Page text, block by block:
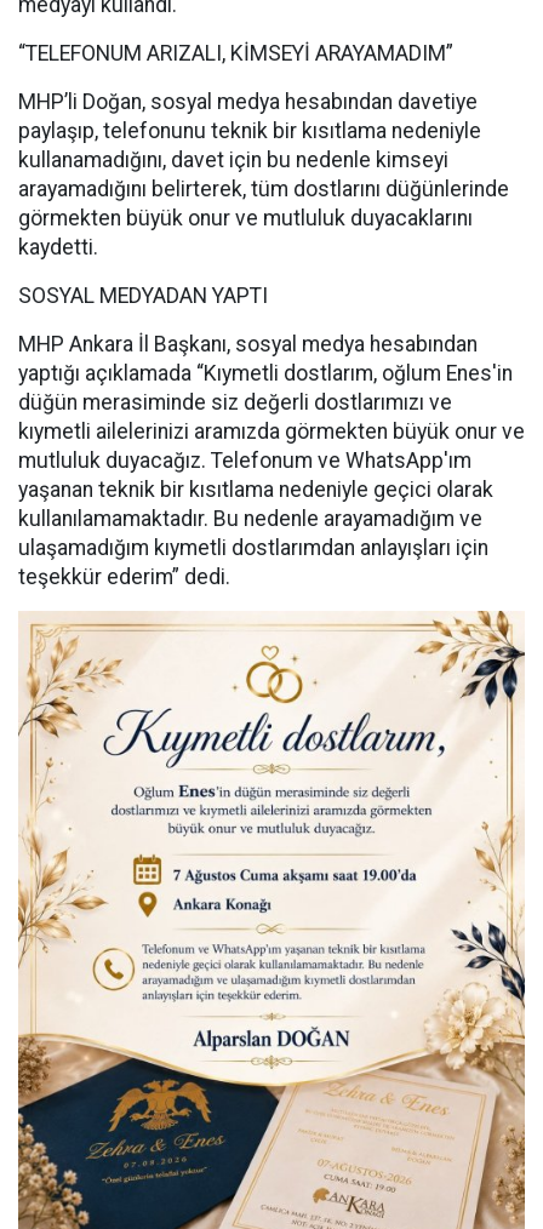
medyayı kullandı.
“TELEFONUM ARIZALI, KİMSEYİ ARAYAMADIM”
MHP’li Doğan, sosyal medya hesabından davetiye
paylaşıp, telefonunu teknik bir kısıtlama nedeniyle
kullanamadığını, davet için bu nedenle kimseyi
arayamadığını belirterek, tüm dostlarını düğünlerinde
görmekten büyük onur ve mutluluk duyacaklarını
kaydetti.
SOSYAL MEDYADAN YAPTI
MHP Ankara İl Başkanı, sosyal medya hesabından
yaptığı açıklamada “Kıymetli dostlarım, oğlum Enes'in
düğün merasiminde siz değerli dostlarımızı ve
kıymetli ailelerinizi aramızda görmekten büyük onur ve
mutluluk duyacağız. Telefonum ve WhatsApp'ım
yaşanan teknik bir kısıtlama nedeniyle geçici olarak
kullanılamamaktadır. Bu nedenle arayamadığım ve
ulaşamadığım kıymetli dostlarımdan anlayışları için
teşekkür ederim” dedi.